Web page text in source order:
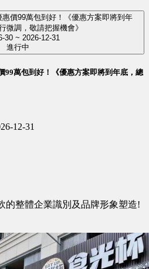
價99萬包到好！《優惠方案即將到年
微調，敬請把握機會》
30 ~ 2026-12-31
進行中
99萬包到好！《優惠方案即將到年底，總
12-31
的整體企業識別及品牌形象塑造!